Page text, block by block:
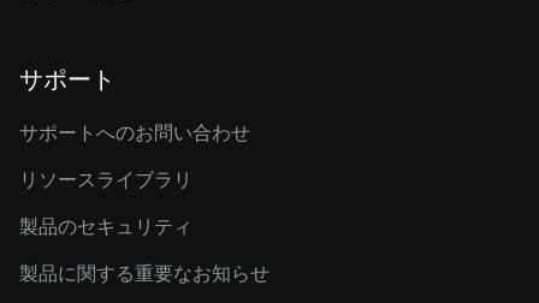
サポート
サポートへのお問い合わせ
リソースライブラリ
製品のセキュリティ
製品に関する重要なお知らせ